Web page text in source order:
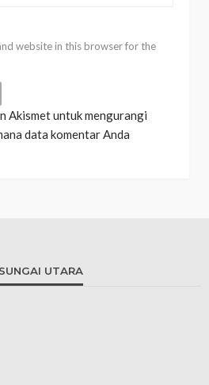
website in this browser for the
Akismet untuk mengurangi
data komentar Anda
UTARA